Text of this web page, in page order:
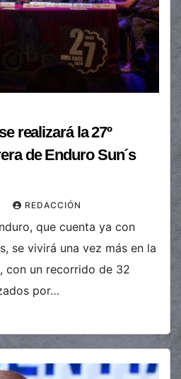
realizará la 27º
de Enduro Sun´s
REDACCIÓN
que cuenta ya con
se vivirá una vez más en la
con un recorrido de 32
por…